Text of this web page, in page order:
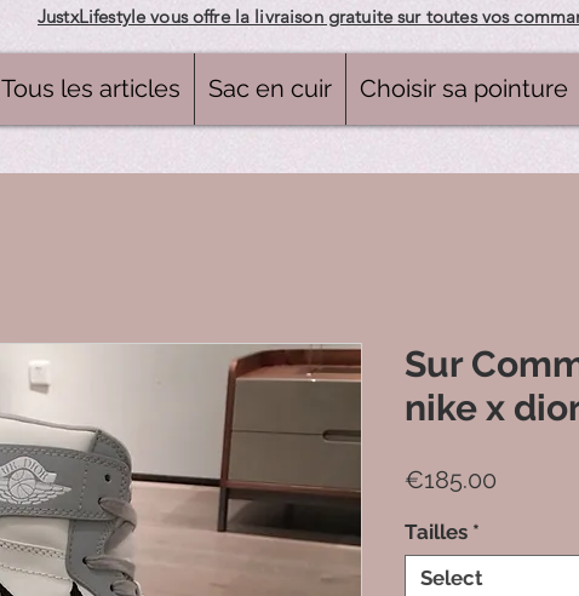
JustxLifestyle vous offre la livraison gratuite sur toutes vos
Tous les articles Sac en cuir Choisir sa pointure
Sur
nike x
€185.00
Tailles *
Select